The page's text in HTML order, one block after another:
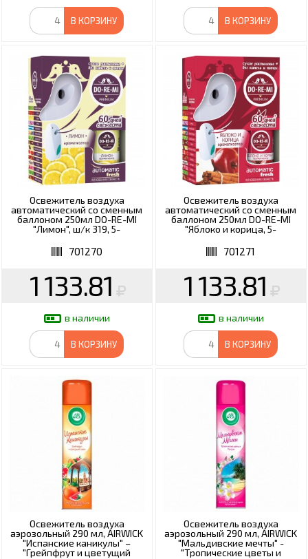
В КОРЗИНУ В КОРЗИНУ
Освежитель воздуха
автоматический со сменным
баллоном 250мл DO-RE-MI
"Лимон", ш/к 319, 5-
701270
1 133.81
в наличии
В КОРЗИНУ
Освежитель воздуха
автоматический со сменным
баллоном 250мл DO-RE-MI
"Яблоко и корица, 5-
701271
1 133.81
в наличии
В КОРЗИНУ
Освежитель воздуха
аэрозольный 290 мл, AIRWICK
"Испанские каникулы" –
"Грейпфрут и цветущий
Освежитель воздуха
аэрозольный 290 мл, AIRWICK
"Мальдивские мечты" -
"Тропические цветы и